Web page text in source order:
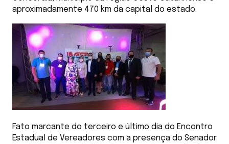
aproximadamente 470 km da capital do estado.
Fato marcante do terceiro e último dia do Encontro
Estadual de Vereadores com a presença do Senador